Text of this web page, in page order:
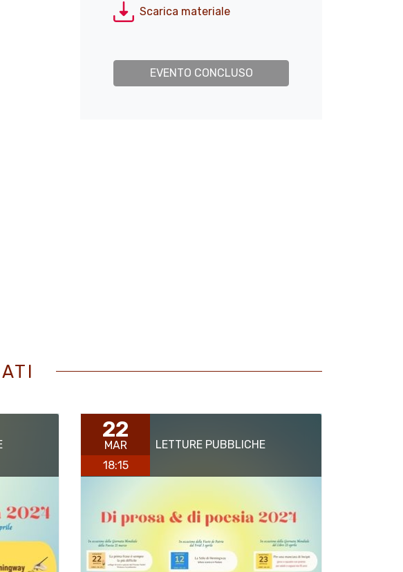
Scarica materiale
EVENTO CONCLUSO
22
MAR
18:15
LETTURE PUBBLICHE